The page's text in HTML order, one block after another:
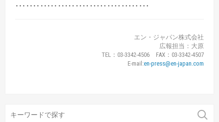
･･････････････････････････････････････
エン・ジャパン株式会社
広報担当：大原
TEL：03-3342-4506 FAX：03-3342-4507
E-mail:en-press@en-japan.com